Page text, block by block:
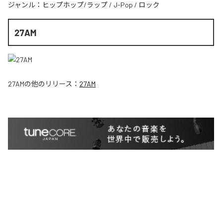
ジャンル： ヒップホップ/ラップ / J-Pop / ロック
27AM
27AMの他のリリース： 27AM